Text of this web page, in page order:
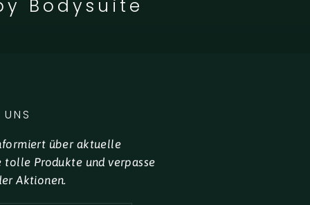
Bodysuite
über aktuelle
tolle Produkte und verpasse
Aktionen.